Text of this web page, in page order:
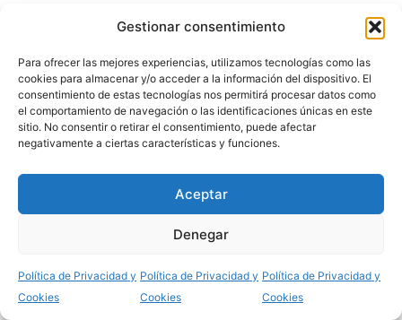
Gestionar consentimiento
Para ofrecer las mejores experiencias, utilizamos tecnologías como las
cookies para almacenar y/o acceder a la información del dispositivo. El
consentimiento de estas tecnologías nos permitirá procesar datos como
el comportamiento de navegación o las identificaciones únicas en este
sitio. No consentir o retirar el consentimiento, puede afectar
negativamente a ciertas características y funciones.
Aceptar
Denegar
Política de Privacidad y
Cookies
Política de Privacidad y
Cookies
Política de Privacidad y
Cookies
“Sea el Señor tu
delicia y Él te dará todo lo que tu corazón
pide” (Salmo 37.4)
Un abrazo, Raúl Romero López.
Este artículo se ha leído
10665 veces.
2 respuestas
Víctor Alfonso 5 mayo, 2025 a las 20:31